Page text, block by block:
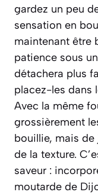
gardez un peu
sensation en
maintenant être
patience sous
détachera plus
placez-les dans
Avec la même
grossièrement
bouillie, mais
de la texture.
saveur :
moutarde de